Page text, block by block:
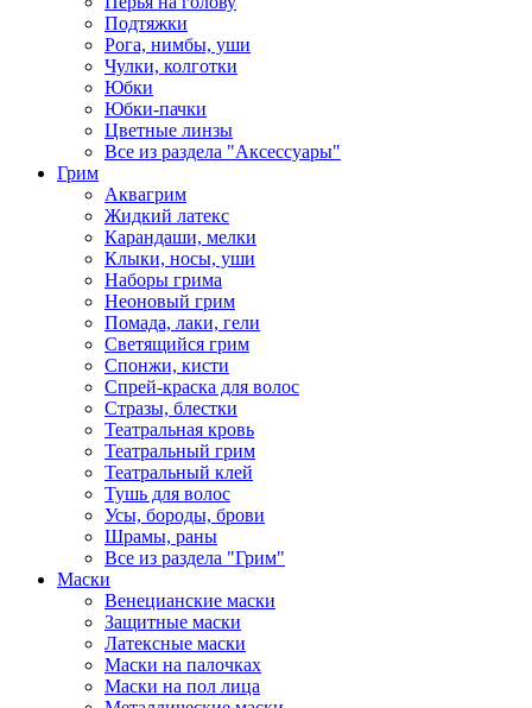
Подтяжки
Рога, нимбы, уши
Чулки, колготки
Юбки
Юбки-пачки
Цветные линзы
Все из раздела "Аксессуары"
Грим
Аквагрим
Жидкий латекс
Карандаши, мелки
Клыки, носы, уши
Наборы грима
Неоновый грим
Помада, лаки, гели
Светящийся грим
Спонжи, кисти
Спрей-краска для волос
Стразы, блестки
Театральная кровь
Театральный грим
Театральный клей
Тушь для волос
Усы, бороды, брови
Шрамы, раны
Все из раздела "Грим"
Маски
Венецианские маски
Защитные маски
Латексные маски
Маски на палочках
Маски на пол лица